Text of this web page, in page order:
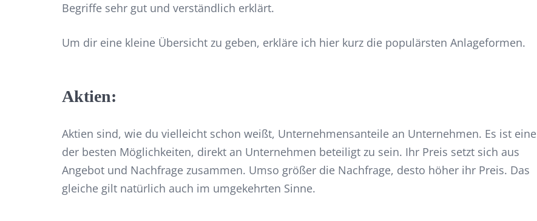
Begriffe sehr gut und verständlich erklärt.
Um dir eine kleine Übersicht zu geben, erkläre ich hier kurz die populärsten Anlageformen.
Aktien:
Aktien sind, wie du vielleicht schon weißt, Unternehmensanteile an Unternehmen. Es ist eine
der besten Möglichkeiten, direkt an Unternehmen beteiligt zu sein. Ihr Preis setzt sich aus
Angebot und Nachfrage zusammen. Umso größer die Nachfrage, desto höher ihr Preis. Das
gleiche gilt natürlich auch im umgekehrten Sinne.